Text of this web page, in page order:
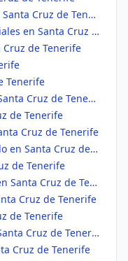
Marketing digital y publicidad en Santa Cruz de Tenerife
Community manager / Redes sociales en Santa Cruz de Tenerife
de Tenerife
Tenerife
Motion graphics y animación en Santa Cruz de Tenerife
de Tenerife
Cruz de Tenerife
Streaming y creación de contenido en Santa Cruz de Tenerife
de Tenerife
Generación de imágenes con IA en Santa Cruz de Tenerife
Cruz de Tenerife
de Tenerife
Chatbots e IA conversacional en Santa Cruz de Tenerife
Cruz de Tenerife